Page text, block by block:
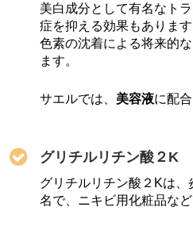
美白成分として有名なト
症を抑える効果もありま
色素の沈着による将来的
ます。
サエルでは、 美容液に配
グリチルリチン酸２K
グリチルリチン酸２Kは
名で、ニキビ用化粧品な